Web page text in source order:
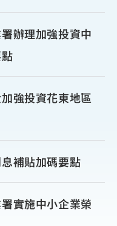
辦理加強投資中
強投資花東地區
補貼加碼要點
實施中小企業榮